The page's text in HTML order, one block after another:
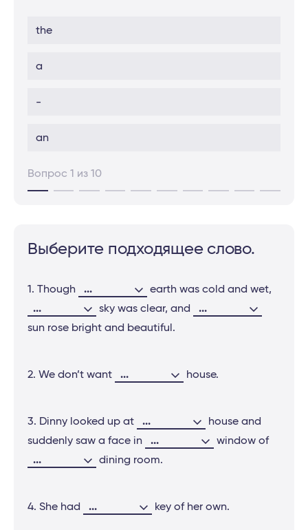
the
a
-
an
Вопрос 1 из 10
Выберите подходящее слово.
1. Though ...
earth was cold and wet,
...
sky was clear, and
...
sun rose bright and beautiful.
2. We don’t want ... house.
3. Dinny looked up at ...
house and
suddenly saw a face in
...
window of
...
dining room.
4. She had ... key of her own.